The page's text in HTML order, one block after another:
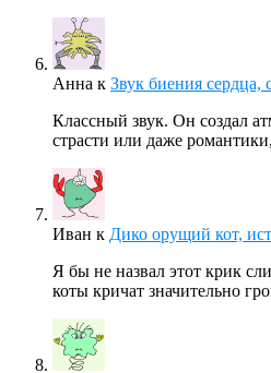
Анна к Звук биения сердца,
Классный звук. Он создал
страсти или даже
Иван к Дико орущий кот,
Я бы не назвал этот крик
коты кричат значительно